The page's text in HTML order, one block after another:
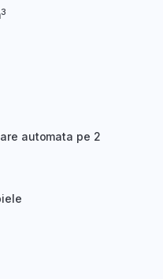
3
automata pe 2